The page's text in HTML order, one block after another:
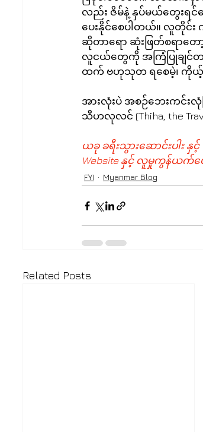
လည်း ဇိမ်နဲ့ နှပ်မယ်တွေးရ
ပေးနိုင်စေပါတယ်။ လူတို
ဆိုတာရော ဆုံးဖြတ်စရာတ
လူငယ်တွေကို အကြံပြုချင်တ
ထက် ဗဟုသုတ ရစေမဲ့၊ ကိုယ့်စိ
အားလုံးပဲ အစဉ်ဘေးကင်းလုံခ
သီဟလုလင် (Thiha, the
ယခု ခရီးသွားဆောင်းပါး
Website နှင့် လူမှုကွန်ယက်ပေ
FYI Myanmar Blog
Related Posts